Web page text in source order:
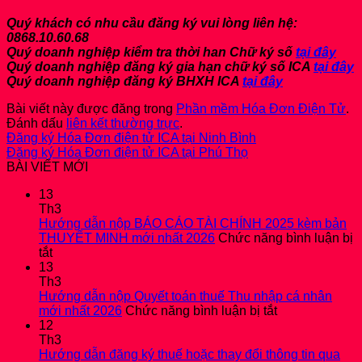
Quý khách có nhu cầu đăng ký vui lòng liên hệ:
0868.10.60.68
Quý doanh nghiệp kiểm tra thời han Chữ ký số tại đây
Quý doanh nghiệp đăng ký gia hạn chữ ký số ICA tại đây
Quý doanh nghiệp đăng ký BHXH ICA tại đây
Bài viết này được đăng trong Phần mềm Hóa Đơn Điện Tử.
Đánh dấu liên kết thường trực.
Đăng ký Hóa Đơn điện tử ICA tại Ninh Bình
Đăng ký Hóa Đơn điện tử ICA tại Phú Thọ
BÀI VIẾT MỚI
13
Th3
Hướng dẫn nộp BÁO CÁO TÀI CHÍNH 2025 kèm bản
THUYẾT MINH mới nhất 2026 Chức năng bình luận bị
tắtở
Hướng
dẫn
nộp
BÁO
CÁO
TÀI
CHÍNH
13
Th3
Hướng dẫn nộp Quyết toán thuế Thu nhập cá nhân
mới nhất 2026 Chức năng bình luận bị tắtở
nộp
12
Th3
Hướng dẫn đăng ký thuế hoặc thay đổi thông tin qua